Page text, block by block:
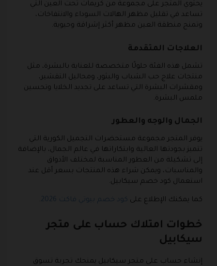
يحتوي المتجر على مجموعة من كريمات تحت العين التي
تساعد في تقليل مظهر الهالات السوداء والانتفاخات،
وتمنح منطقة العين مظهر أكثر إشراقة وحيوية.
العلاجات المتقدمة
تشمل هذه الفئة حلولًا متخصصة للعناية بالبشرة، مثل
منتجات علاج حب الشباب والبثور، ومحاليل التقشير،
ومقشرات البشرة التي تساعد على تجديد الخلايا وتحسين
ملمس البشرة.
الجمال والوجه والعطور
يوفر المتجر مجموعة مستحضرات التجميل الكورية التي
تتميز بجودتها العالية وابتكاراتها في عالم الجمال، بالإضافة
إلى تشكيلة من العطور المناسبة لمختلف الأذواق
والمناسبات، ويمكن شراء هذه المنتجات بسعر أقل عند
استعمال كود خصم سيكابيل.
كما يمكنك الإطلاع على كود خصم بيوتي فاكت 2026 .
خطوات امتلاك حساب على متجر
سيكابيل
إنشاء حساب على متجر سيكابيل يمنحك تجربة تسوق